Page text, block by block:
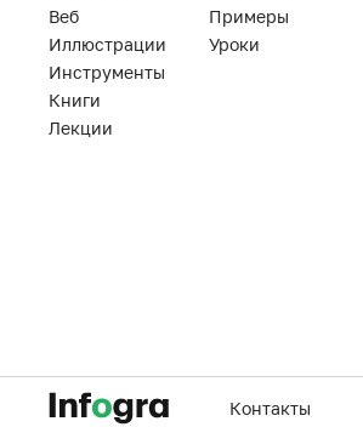
Веб
Иллюстрации
Инструменты
Книги
Лекции
Примеры
Уроки
Контакты